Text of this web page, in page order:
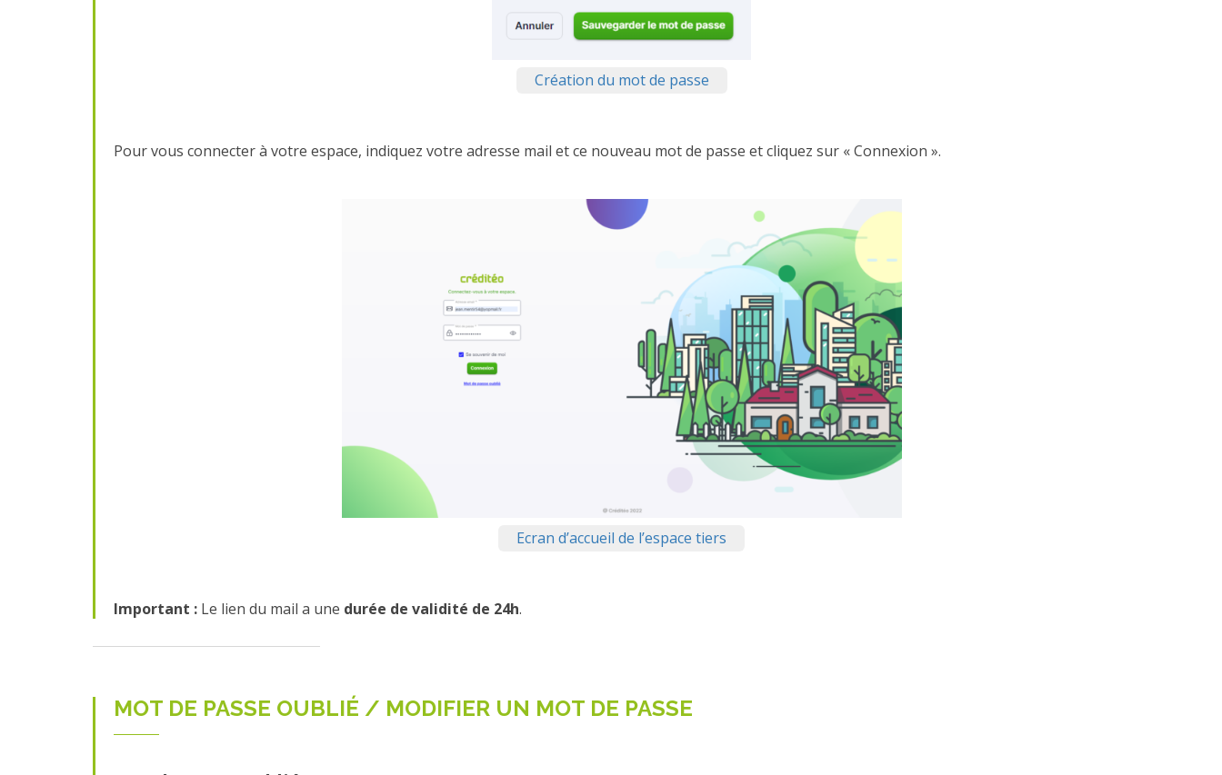
Création du mot de passe
Pour vous connecter à votre espace, indiquez votre adresse mail et ce nouveau mot de passe et cliquez sur « Connexion ».
Ecran d’accueil de l’espace tiers
Important : Le lien du mail a une durée de validité de 24h.
MOT DE PASSE OUBLIÉ / MODIFIER UN MOT DE PASSE